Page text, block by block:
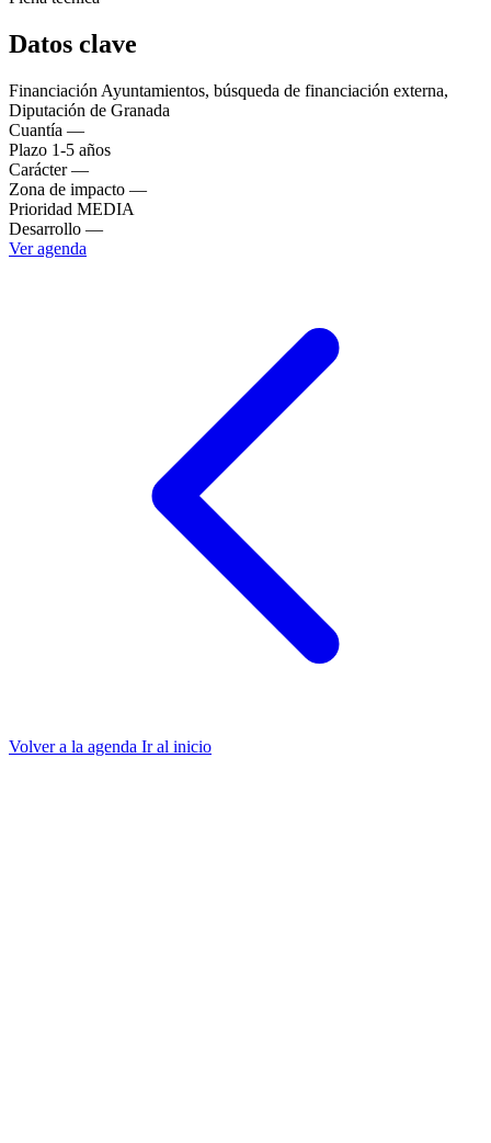
Datos clave
Financiación Ayuntamientos, búsqueda de financiación externa,
Diputación de Granada
Cuantía —
Plazo 1-5 años
Carácter —
Zona de impacto —
Prioridad MEDIA
Desarrollo —
Ver agenda
Volver a la agenda Ir al inicio